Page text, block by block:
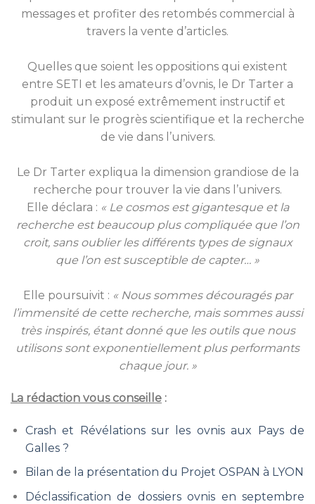
messages et profiter des retombés commercial à
travers la vente d’articles.
Quelles que soient les oppositions qui existent
entre SETI et les amateurs d’ovnis, le Dr Tarter a
produit un exposé extrêmement instructif et
stimulant sur le progrès scientifique et la recherche
de vie dans l’univers.
Le Dr Tarter expliqua la dimension grandiose de la
recherche pour trouver la vie dans l’univers.
Elle déclara : « Le cosmos est gigantesque et la
recherche est beaucoup plus compliquée que l’on
croit, sans oublier les différents types de signaux
que l’on est susceptible de capter… »
Elle poursuivit : « Nous sommes découragés par
l’immensité de cette recherche, mais sommes aussi
très inspirés, étant donné que les outils que nous
utilisons sont exponentiellement plus performants
chaque jour. »
La rédaction vous conseille :
Crash et Révélations sur les ovnis aux Pays de
Galles ?
Bilan de la présentation du Projet OSPAN à LYON
Déclassification de dossiers ovnis en septembre